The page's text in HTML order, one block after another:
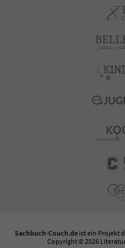
Sachbuch-Couch.de ist ein Projekt
Copyright © 2026